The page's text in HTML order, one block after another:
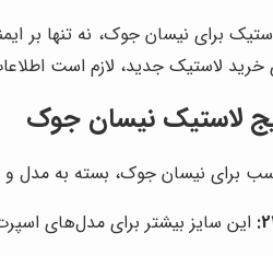
برای نیسان جوک، نه تنها بر
خرید لاستیک جدید، لازم است
لاستیک نیسان جوک
برای نیسان جوک، بسته به مدل و
این سایز بیشتر برای مدل‌های